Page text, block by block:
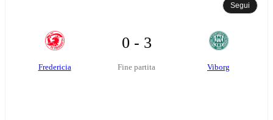
Segui
Fredericia
0 - 3
Fine partita Viborg